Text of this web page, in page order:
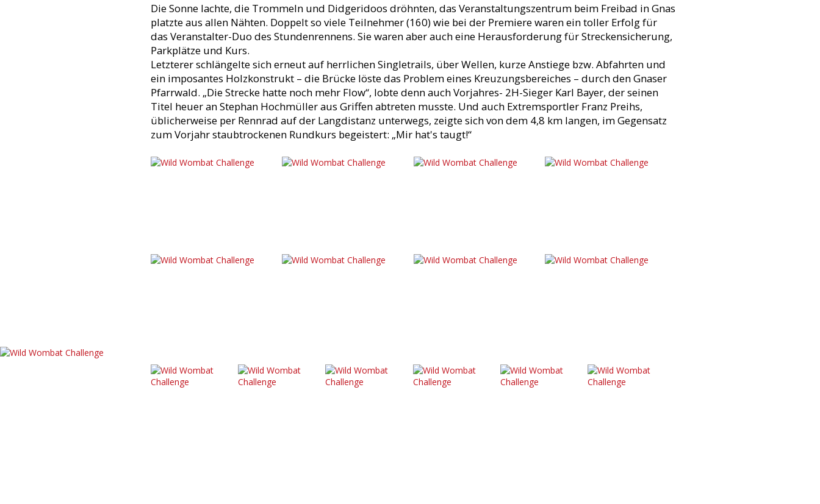
Die Sonne lachte, die Trommeln und Didgeridoos dröhnten, das Veranstaltungszentrum beim Freibad in Gnas
platzte aus allen Nähten. Doppelt so viele Teilnehmer (160) wie bei der Premiere waren ein toller Erfolg für
das Veranstalter-Duo des Stundenrennens. Sie waren aber auch eine Herausforderung für Streckensicherung,
Parkplätze und Kurs.
Letzterer schlängelte sich erneut auf herrlichen Singletrails, über Wellen, kurze Anstiege bzw. Abfahrten und
ein imposantes Holzkonstrukt – die Brücke löste das Problem eines Kreuzungsbereiches – durch den Gnaser
Pfarrwald. „Die Strecke hatte noch mehr Flow“, lobte denn auch Vorjahres- 2H-Sieger Karl Bayer, der seinen
Titel heuer an Stephan Hochmüller aus Griffen abtreten musste. Und auch Extremsportler Franz Preihs,
üblicherweise per Rennrad auf der Langdistanz unterwegs, zeigte sich von dem 4,8 km langen, im Gegensatz
zum Vorjahr staubtrockenen Rundkurs begeistert: „Mir hat's taugt!“